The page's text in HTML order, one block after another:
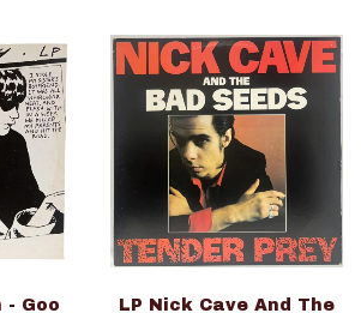
- Goo LP Nick Cave And The